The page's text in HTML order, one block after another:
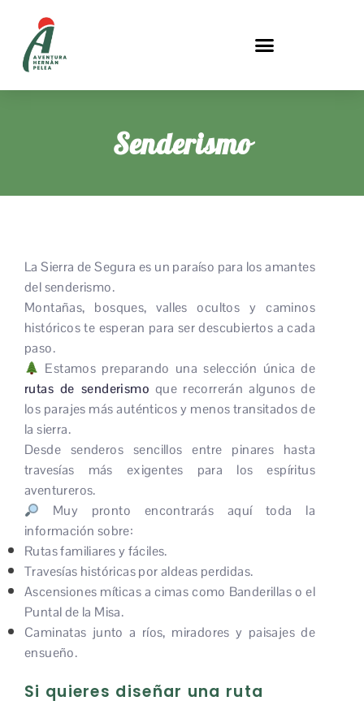
Senderismo
La Sierra de Segura es un paraíso para los amantes
del senderismo.
Montañas, bosques, valles ocultos y caminos
históricos te esperan para ser descubiertos a cada
paso.
Estamos preparando una selección única de
rutas de senderismo que recorrerán algunos de
los parajes más auténticos y menos transitados de
la sierra.
Desde senderos sencillos entre pinares hasta
travesías más exigentes para los espíritus
aventureros.
Muy pronto encontrarás aquí toda la
información sobre:
Rutas familiares y fáciles.
Travesías históricas por aldeas perdidas.
Ascensiones míticas a cimas como Banderillas o el
Puntal de la Misa.
Caminatas junto a ríos, miradores y paisajes de
ensueño.
Si quieres diseñar una ruta